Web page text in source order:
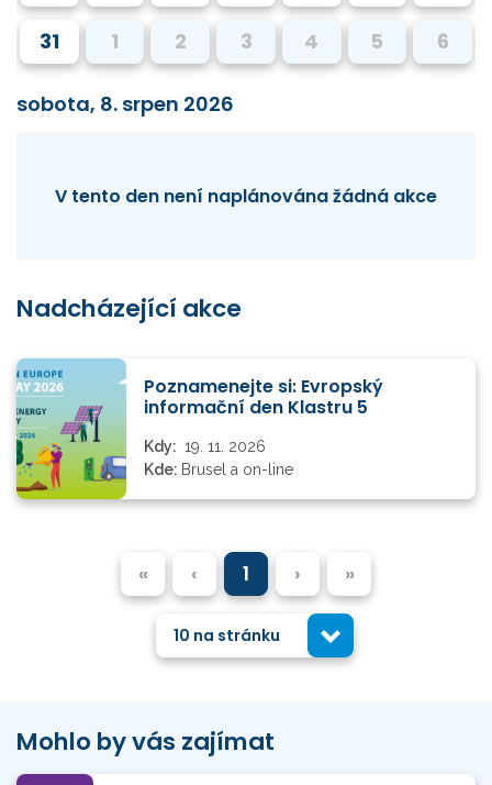
31 1 2 3 4 5 6
sobota, 8. srpen 2026
V tento den není naplánována žádná akce
Nadcházející akce
Poznamenejte si: Evropský
informační den Klastru 5
Kdy: 19. 11. 2026
Kde: Brusel a on-line
« ‹ 1 › »
10 na stránku
Mohlo by vás zajímat